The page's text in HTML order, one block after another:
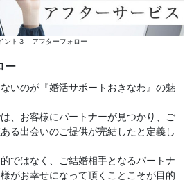
ント３ アフターフォロー
ー
いのが『婚活サポートおきなわ』の魅
、お客様にパートナーが見つかり、ご
る出会いのご提供が完結したと定義し
ではなく、ご結婚相手となるパートナ
がお幸せになって頂くことこそが目的